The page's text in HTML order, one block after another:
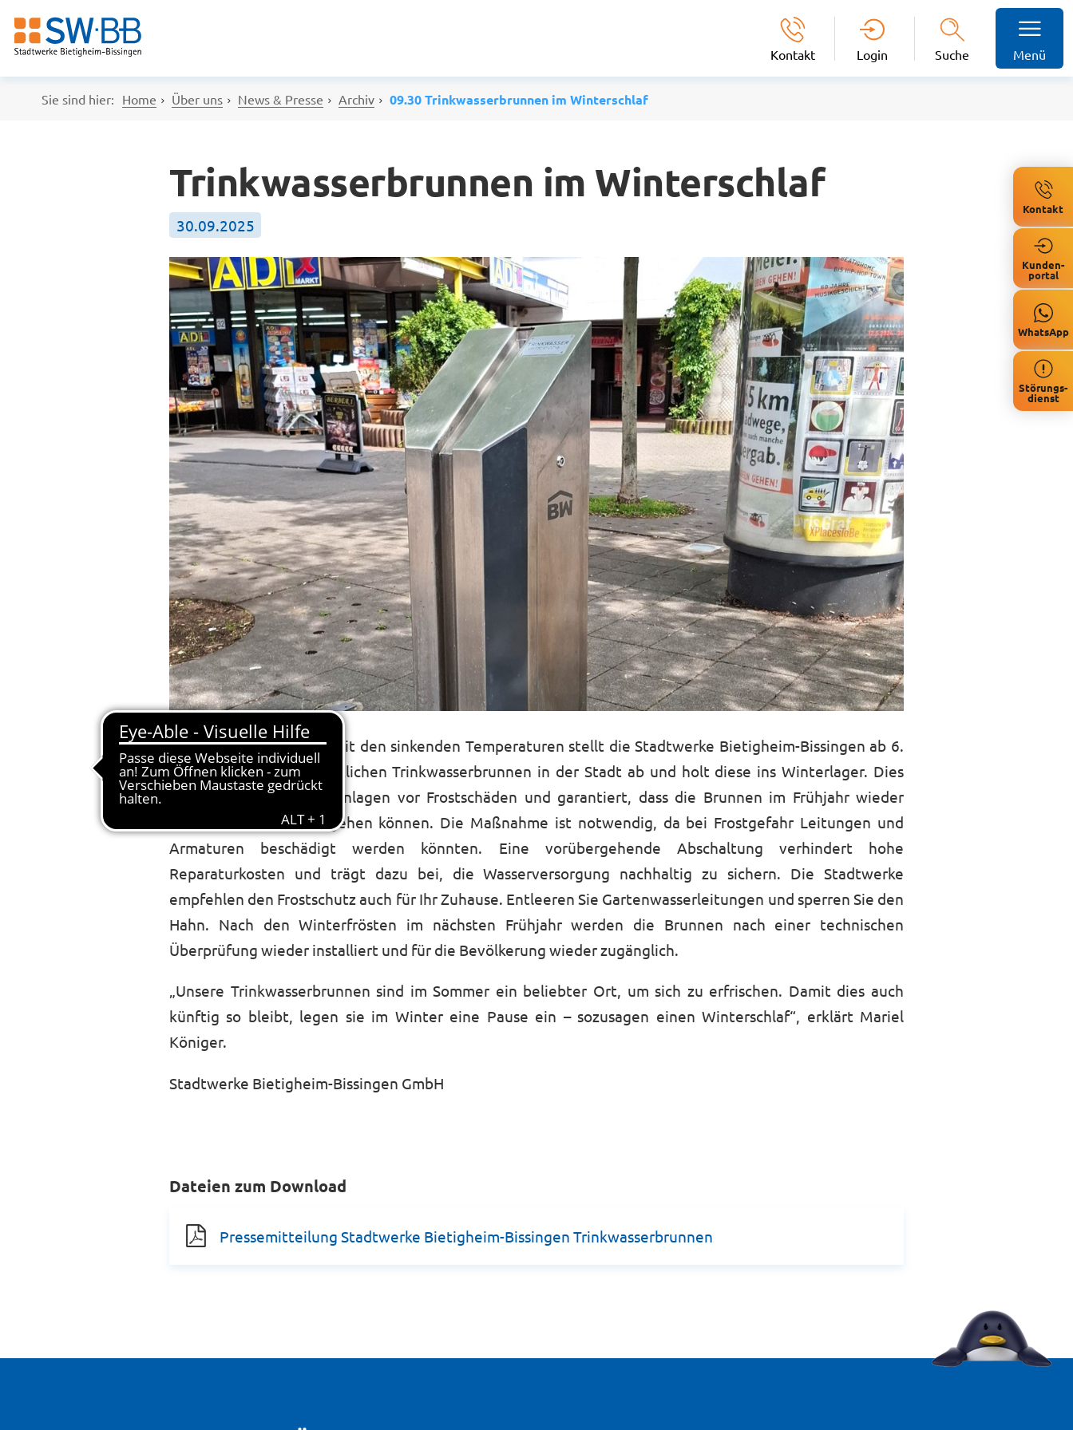
Kontakt Login Suche Menü
Kontakt
Kunden-
portal
WhatsApp
Störungs-
dienst
Sie sind hier: Home Über uns News & Presse Archiv 09.30 Trinkwasserbrunnen im Winterschlaf
Trinkwasserbrunnen im Winterschlaf
30.09.2025
Bietigheim-Bissingen – Mit den sinkenden Temperaturen stellt die Stadtwerke Bietigheim-Bissingen ab 6.
Oktober 2025 die öffentlichen Trinkwasserbrunnen in der Stadt ab und holt diese ins Winterlager. Dies
dient dem Schutz der Anlagen vor Frostschäden und garantiert, dass die Brunnen im Frühjahr wieder
zuverlässig in Betrieb gehen können. Die Maßnahme ist notwendig, da bei Frostgefahr Leitungen und
Armaturen beschädigt werden könnten. Eine vorübergehende Abschaltung verhindert hohe
Reparaturkosten und trägt dazu bei, die Wasserversorgung nachhaltig zu sichern. Die Stadtwerke
empfehlen den Frostschutz auch für Ihr Zuhause. Entleeren Sie Gartenwasserleitungen und sperren Sie den
Hahn. Nach den Winterfrösten im nächsten Frühjahr werden die Brunnen nach einer technischen
Überprüfung wieder installiert und für die Bevölkerung wieder zugänglich.
„Unsere Trinkwasserbrunnen sind im Sommer ein beliebter Ort, um sich zu erfrischen. Damit dies auch
künftig so bleibt, legen sie im Winter eine Pause ein – sozusagen einen Winterschlaf“, erklärt Mariel
Königer.
Stadtwerke Bietigheim-Bissingen GmbH
Dateien zum Download
Pressemitteilung Stadtwerke Bietigheim-Bissingen Trinkwasserbrunnen